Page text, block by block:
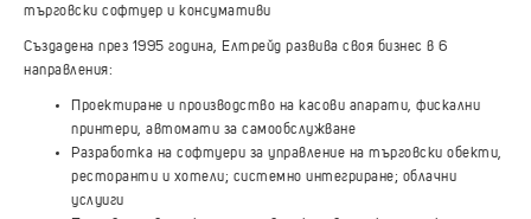
търговски софтуер и консумативи
Създадена през 1995 година, Елтрейд развива своя бизнес в 6
направления:
Проектиране и производство на касови апарати, фискални
принтери, автомати за самообслужване
Разработка на софтуери за управление на търговски обекти,
ресторанти и хотели; системно интегриране; облачни
услуиги